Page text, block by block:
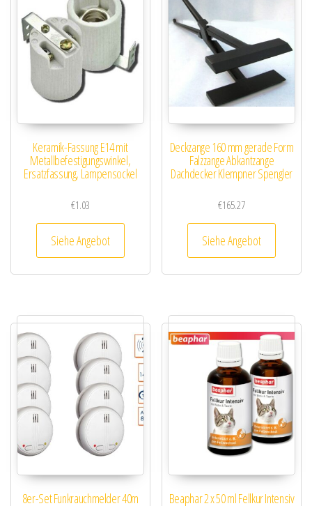
Keramik-Fassung E14 mit
Metallbefestigungswinkel,
Ersatzfassung, Lampensockel
€1.03
Siehe Angebot
Deckzange 160 mm gerade Form
Falzzange Abkantzange
Dachdecker Klempner Spengler
€165.27
Siehe Angebot
8er-Set Funkrauchmelder 40m Beaphar 2 x 50 ml Fellkur Intensiv